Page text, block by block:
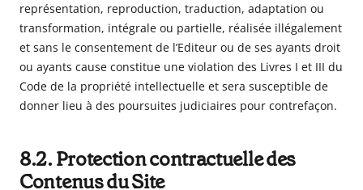
représentation, reproduction, traduction, adaptation ou
transformation, intégrale ou partielle, réalisée illégalement
et sans le consentement de l’Editeur ou de ses ayants droit
ou ayants cause constitue une violation des Livres I et III du
Code de la propriété intellectuelle et sera susceptible de
donner lieu à des poursuites judiciaires pour contrefaçon.
8.2. Protection contractuelle des
Contenus du Site